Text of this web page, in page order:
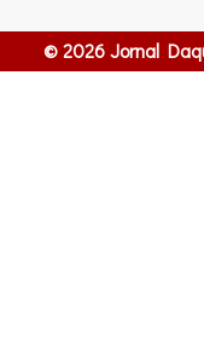
© 2026 Jornal